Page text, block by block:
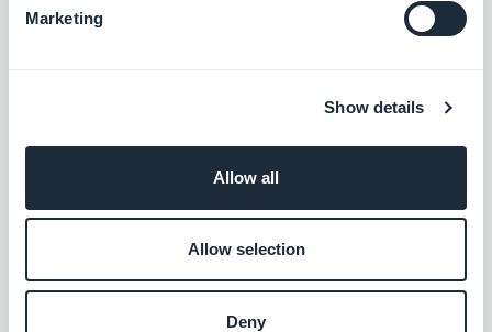
Marketing
Show details
Allow all
Allow selection
Deny
Analysieren Sie die Nutzungsstatistiken
Podcast-Feed
zu Ihren Podcasts.
Kostenlos